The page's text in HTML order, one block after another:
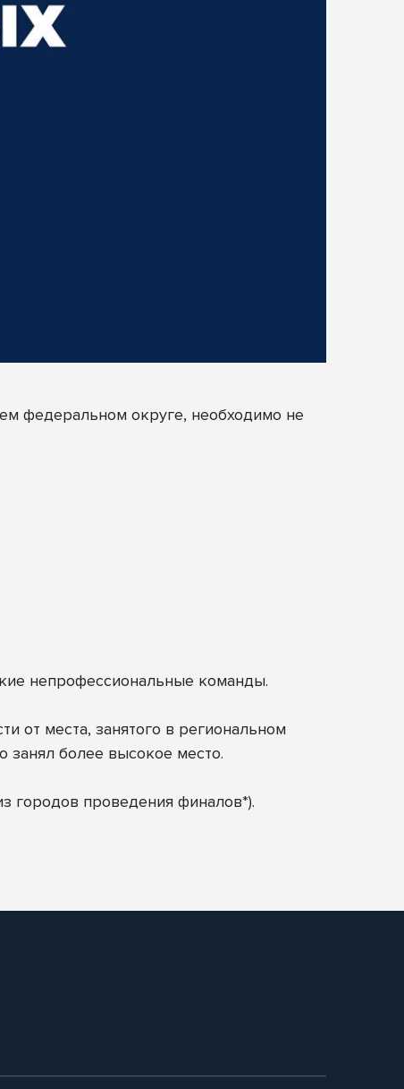
федеральном округе, необходимо не
непрофессиональные команды.
от места, занятого в региональном
занял более высокое место.
городов проведения финалов*).